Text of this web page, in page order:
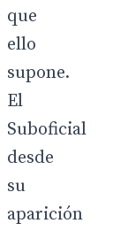
que
ello
supone.
El
Suboficial
desde
su
aparición